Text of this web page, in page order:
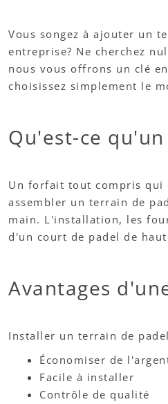
Vous songez à ajouter un
entreprise? Ne cherchez
nous vous offrons un clé
choisissez simplement le
Qu'est-ce
Un forfait tout compris qui
assembler un terrain de
main. L'installation, les
d'un court de padel de
Avantages
Installer un terrain de
Économiser de
Facile à installer
Contrôle de qualité